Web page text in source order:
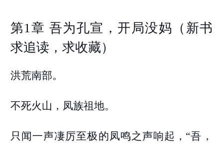
第1章 吾为孔宣，开局没妈（新书
求追读，求收藏）